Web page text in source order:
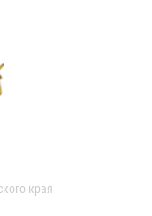
края